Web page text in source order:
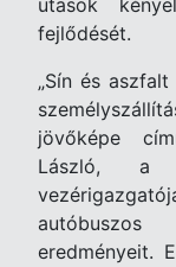
utasok
fejlődését.
„Sín és
jövőképe
László, a
eredményeit.